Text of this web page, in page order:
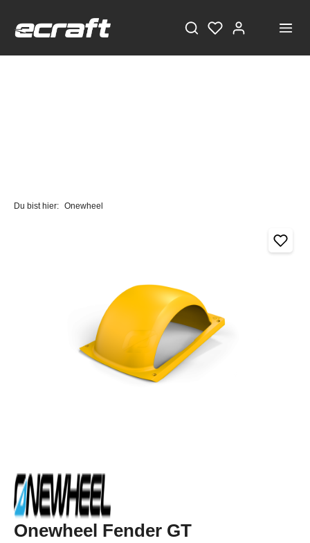
Du bist hier: Onewheel
Onewheel Fender GT